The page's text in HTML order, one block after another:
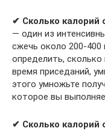
✔ Сколько калорий
— один из
сжечь около 200-400
определить,
время приседаний,
этого умножьте
которое вы
✔ Сколько калорий